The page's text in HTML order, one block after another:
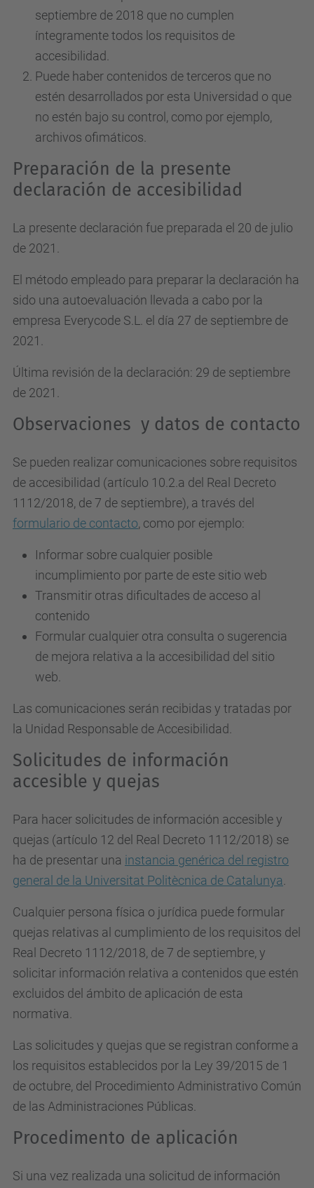
septiembre de 2018 que no cumplen
íntegramente todos los requisitos de
accesibilidad.
Puede haber contenidos de terceros que no
estén desarrollados por esta Universidad o que
no estén bajo su control, como por ejemplo,
archivos ofimáticos.
Preparación de la presente
declaración de accesibilidad
La presente declaración fue preparada el 20 de julio
de 2021.
El método empleado para preparar la declaración ha
sido una autoevaluación llevada a cabo por la
empresa Everycode S.L. el día 27 de septiembre de
2021.
Última revisión de la declaración: 29 de septiembre
de 2021.
Observaciones y datos de contacto
Se pueden realizar comunicaciones sobre requisitos
de accesibilidad (artículo 10.2.a del Real Decreto
1112/2018, de 7 de septiembre), a través del
formulario de contacto, como por ejemplo:
Informar sobre cualquier posible
incumplimiento por parte de este sitio web
Transmitir otras dificultades de acceso al
contenido
Formular cualquier otra consulta o sugerencia
de mejora relativa a la accesibilidad del sitio
web.
Las comunicaciones serán recibidas y tratadas por
la Unidad Responsable de Accesibilidad.
Solicitudes de información
accesible y quejas
Para hacer solicitudes de información accesible y
quejas (artículo 12 del Real Decreto 1112/2018) se
ha de presentar una instancia genérica del registro
general de la Universitat Politècnica de Catalunya
Cualquier persona física o jurídica puede formular
quejas relativas al cumplimiento de los requisitos del
Real Decreto 1112/2018, de 7 de septiembre, y
solicitar información relativa a contenidos que estén
excluidos del ámbito de aplicación de esta
normativa.
Las solicitudes y quejas que se registran conforme a
los requisitos establecidos por la Ley 39/2015 de 1
de octubre, del Procedimiento Administrativo Común
de las Administraciones Públicas.
Procedimento de aplicación
Si una vez realizada una solicitud de información